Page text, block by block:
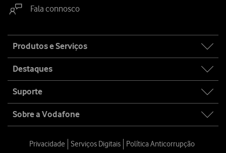
Fala connosco
map
Produtos e Serviços
Destaques
Suporte
Sobre a Vodafone
Privacidade Serviços Digitais Política Anticorrupção